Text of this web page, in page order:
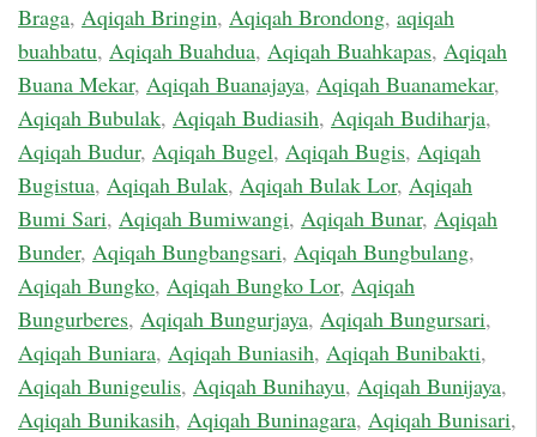
Braga, Aqiqah Bringin, Aqiqah Brondong, aqiqah
buahbatu, Aqiqah Buahdua, Aqiqah Buahkapas, Aqiqah
Buana Mekar, Aqiqah Buanajaya, Aqiqah Buanamekar,
Aqiqah Bubulak, Aqiqah Budiasih, Aqiqah Budiharja,
Aqiqah Budur, Aqiqah Bugel, Aqiqah Bugis, Aqiqah
Bugistua, Aqiqah Bulak, Aqiqah Bulak Lor, Aqiqah
Bumi Sari, Aqiqah Bumiwangi, Aqiqah Bunar, Aqiqah
Bunder, Aqiqah Bungbangsari, Aqiqah Bungbulang,
Aqiqah Bungko, Aqiqah Bungko Lor, Aqiqah
Bungurberes, Aqiqah Bungurjaya, Aqiqah Bungursari,
Aqiqah Buniara, Aqiqah Buniasih, Aqiqah Bunibakti,
Aqiqah Bunigeulis, Aqiqah Bunihayu, Aqiqah Bunijaya,
Aqiqah Bunikasih, Aqiqah Buninagara, Aqiqah Bunisari,